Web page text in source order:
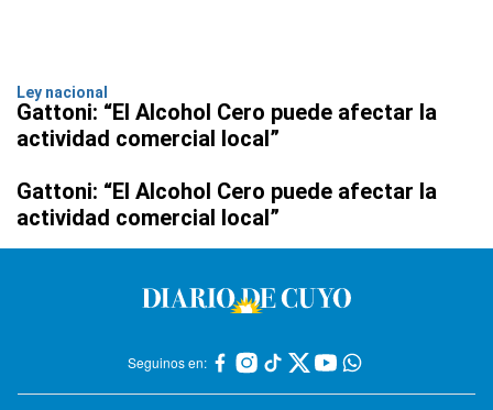
Ley nacional
Gattoni: “El Alcohol Cero puede afectar la
actividad comercial local”
Gattoni: “El Alcohol Cero puede afectar la
actividad comercial local”
Seguinos en: